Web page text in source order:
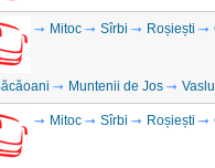
Mitoc Sîrbi Roșiești
Muntenii de Jos
Mitoc Sîrbi Roșiești